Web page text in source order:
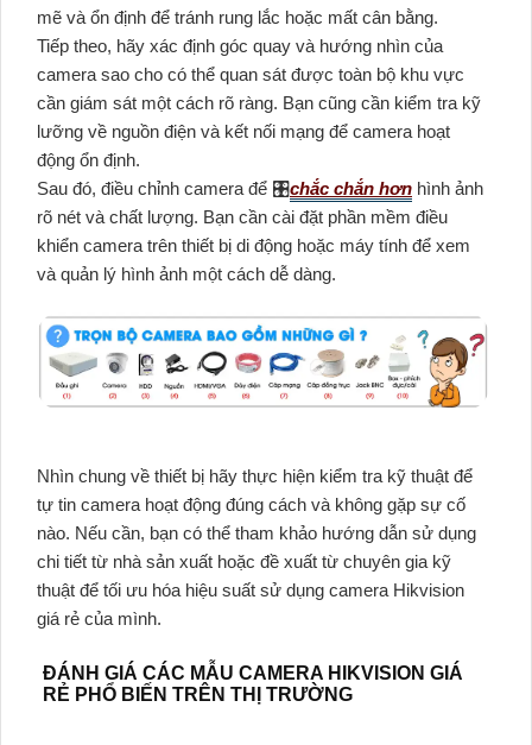
mẽ và ổn định để tránh rung lắc hoặc mất cân bằng.
Tiếp theo, hãy xác định góc quay và hướng nhìn của
camera sao cho có thể quan sát được toàn bộ khu vực
cần giám sát một cách rõ ràng. Bạn cũng cần kiểm tra kỹ
lưỡng về nguồn điện và kết nối mạng để camera hoạt
động ổn định.
Sau đó, điều chỉnh camera để 🎛chắc chắn hơn hình ảnh
rõ nét và chất lượng. Bạn cần cài đặt phần mềm điều
khiển camera trên thiết bị di động hoặc máy tính để xem
và quản lý hình ảnh một cách dễ dàng.
Nhìn chung về thiết bị hãy thực hiện kiểm tra kỹ thuật để
tự tin camera hoạt động đúng cách và không gặp sự cố
nào. Nếu cần, bạn có thể tham khảo hướng dẫn sử dụng
chi tiết từ nhà sản xuất hoặc đề xuất từ chuyên gia kỹ
thuật để tối ưu hóa hiệu suất sử dụng camera Hikvision
giá rẻ của mình.
ĐÁNH GIÁ CÁC MẪU CAMERA HIKVISION GIÁ
RẺ PHỔ BIẾN TRÊN THỊ TRƯỜNG